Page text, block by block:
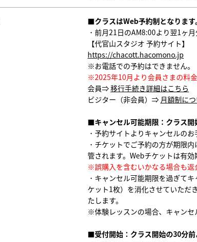
■クラスはWeb予約制となります。
・前月21日のAM8:00より翌1ヶ
【代官山スタジオ 予約サイト】
https://chacott.hacomono.jp
※お電話での予約はできません。
※2025年10月より会員さまの料
会員⇒移行手続き詳細はこちら
ビジター（非会員）⇒ 月額制に
■キャンセル可能期限：クラス開
・予約サイトよりキャンセルのお
・チケットでご予約の方が期限
管されます。Webチケットは有効
※誤購入を含むいかなる場合も返
・キャンセル可能期限を過ぎてキ
ケット1枚）を消化させていただ
たします。
※体験レッスンの場合、キャンセ
■受付開始：クラス開始の30分前